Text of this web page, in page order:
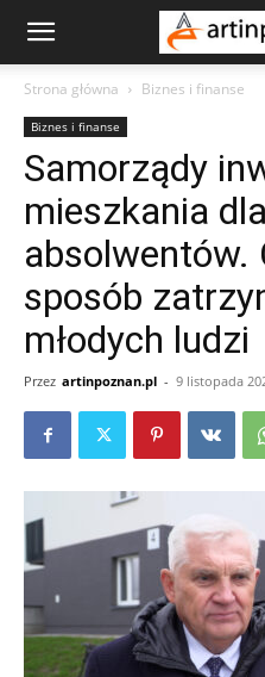
Strona główna Biznes i finanse
Biznes i finanse
Samorządy
mieszkania
absolwentów.
sposób
młodych ludzi
Przez artinpoznan.pl - 9 listopada